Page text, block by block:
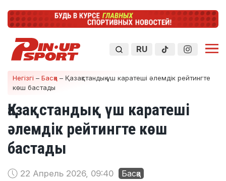
RU
Негізгі – Басқа – Қазақстандық үш каратеші әлемдік рейтингте
көш бастады
Қазақстандық үш каратеші
әлемдік рейтингте көш
бастады
22 Апрель 2026, 09:40 Басқа